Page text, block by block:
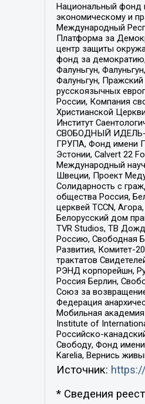
Национальный фонд
экономическому и
Международный
Платформа за
центр защиты
фонд за
Фалуньгун,
Фалуньгун,
русскоязычных
России, Компания
Христианской
Институт
СВОБОДНЫЙ ИДЕЛЬ-
ГРУПА, Фонд имени
Эстонии, Calvert 22
Международный
Швеции, Проект
Солидарность с
общества Россия,
церквей TCCN,
Белорусский дом
TVR Studios, ТВ
Россию, Свободная
Развития, Комитет-
трактатов
РЭНД корпорейшн,
Россия Берлин,
Союз за
Федерация
Мобильная
Institute of
Российско-
Свободу, Фонд
Karelia, Вернись
Источник:
* Сведения